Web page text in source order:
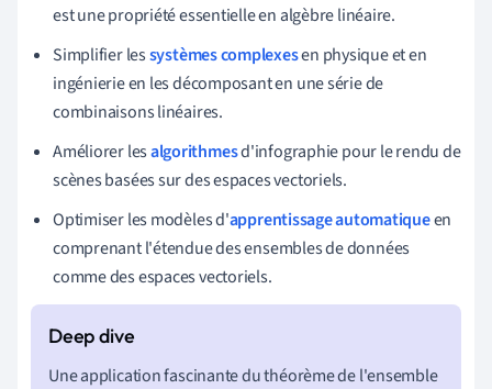
est une propriété essentielle en algèbre linéaire.
Simplifier lessystèmes complexesen physique et en
ingénierie en les décomposant en une série de
combinaisons linéaires.
Améliorer lesalgorithmesd'infographie pour le rendu de
scènes basées sur des espaces vectoriels.
Optimiser les modèles d'apprentissage automatiqueen
comprenant l'étendue des ensembles de données
comme des espaces vectoriels.
Une application fascinante du théorème de l'ensemble